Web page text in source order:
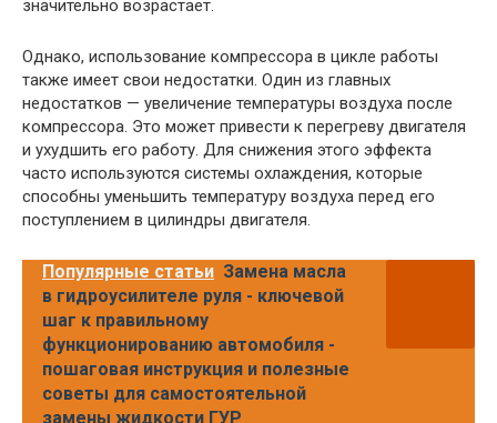
значительно возрастает.
Однако, использование компрессора в цикле работы
также имеет свои недостатки. Один из главных
недостатков — увеличение температуры воздуха после
компрессора. Это может привести к перегреву двигателя
и ухудшить его работу. Для снижения этого эффекта
часто используются системы охлаждения, которые
способны уменьшить температуру воздуха перед его
поступлением в цилиндры двигателя.
Популярные статьи Замена масла
в гидроусилителе руля - ключевой
шаг к правильному
функционированию автомобиля -
пошаговая инструкция и полезные
советы для самостоятельной
замены жидкости ГУР